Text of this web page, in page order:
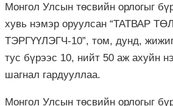
Монгол Улсын төсвийн орлогыг
хувь нэмэр оруулсан “ТАТВАР
ТЭРГҮҮЛЭГЧ-10”, том, дунд,
тус бүрээс 10, нийт 50 аж ахуйн
шагнал гардууллаа.
Монгол Улсын төсвийн орлогыг